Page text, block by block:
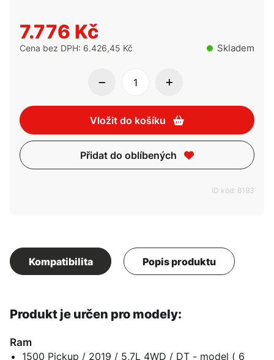
7.776 Kč
Cena bez DPH: 6.426,45 Kč Skladem
Vložit do košíku
Přidat do oblíbených
ID kód: 8193
Kompatibilita Popis produktu
Produkt je určen pro modely:
Ram
1500 Pickup / 2019 / 5,7L 4WD / DT - model ( 6